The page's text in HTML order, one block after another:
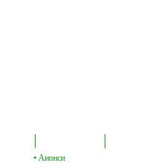
• Анонси